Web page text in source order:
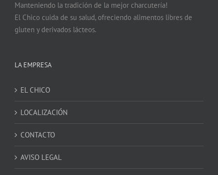
Manteniendo la tradición de la mejor charcutería!
El Chico cuida de su salud, ofreciendo alimentos libres de
gluten y derivados lácteos.
LA EMPRESA
EL CHICO
LOCALIZACIÓN
CONTACTO
AVISO LEGAL